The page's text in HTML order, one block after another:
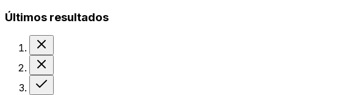
Últimos resultados